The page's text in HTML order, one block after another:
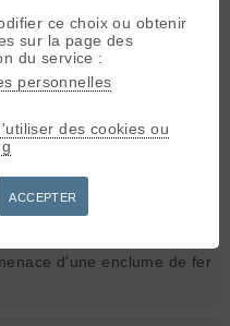
?
celui-ci ?
d'une enclume de fer
ce choix ou obtenir
sur la page des
du service :
personnelles
des cookies ou
ACCEPTER